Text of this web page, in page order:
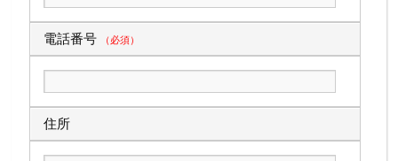
電話番号 （必須）
住所